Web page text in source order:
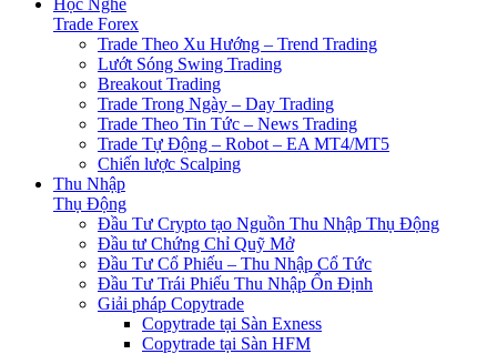
Trade Forex
Trade Theo Xu Hướng – Trend Trading
Lướt Sóng Swing Trading
Breakout Trading
Trade Trong Ngày – Day Trading
Trade Theo Tin Tức – News Trading
Trade Tự Động – Robot – EA MT4/MT5
Chiến lược Scalping
Thu Nhập
Thụ Động
Đầu Tư Crypto tạo Nguồn Thu Nhập Thụ Động
Đầu tư Chứng Chỉ Quỹ Mở
Đầu Tư Cổ Phiếu – Thu Nhập Cổ Tức
Đầu Tư Trái Phiếu Thu Nhập Ổn Định
Giải pháp Copytrade
Copytrade tại Sàn Exness
Copytrade tại Sàn HFM